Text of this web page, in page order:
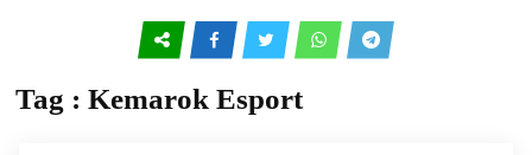
Tag : Kemarok Esport